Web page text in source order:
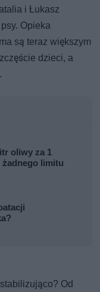
i Łukasz
Opieka
są teraz większym
dzieci, a
oliwy za 1
limitu
Od